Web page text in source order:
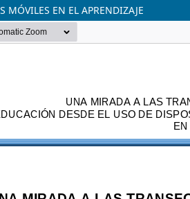
MÓVILES EN EL APRENDIZAJE